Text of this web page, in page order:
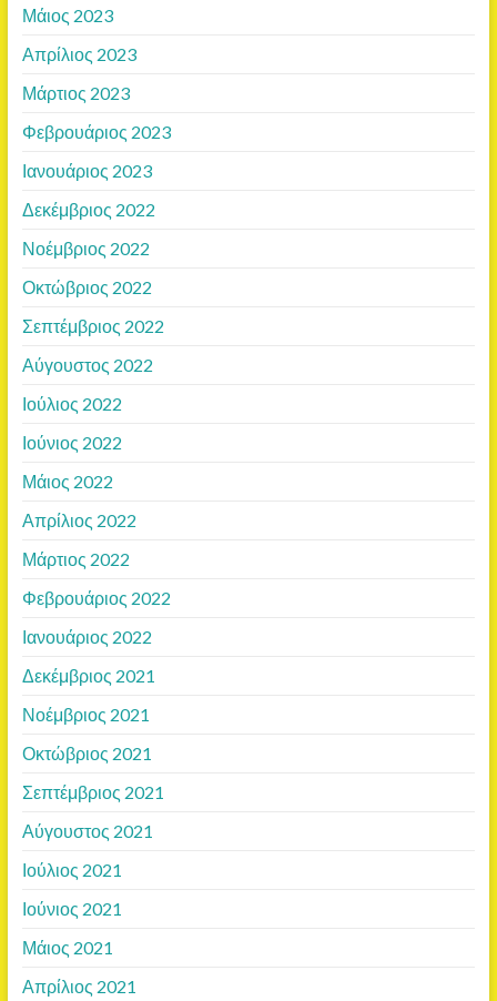
Μάιος 2023
Απρίλιος 2023
Μάρτιος 2023
Φεβρουάριος 2023
Ιανουάριος 2023
Δεκέμβριος 2022
Νοέμβριος 2022
Οκτώβριος 2022
Σεπτέμβριος 2022
Αύγουστος 2022
Ιούλιος 2022
Ιούνιος 2022
Μάιος 2022
Απρίλιος 2022
Μάρτιος 2022
Φεβρουάριος 2022
Ιανουάριος 2022
Δεκέμβριος 2021
Νοέμβριος 2021
Οκτώβριος 2021
Σεπτέμβριος 2021
Αύγουστος 2021
Ιούλιος 2021
Ιούνιος 2021
Μάιος 2021
Απρίλιος 2021